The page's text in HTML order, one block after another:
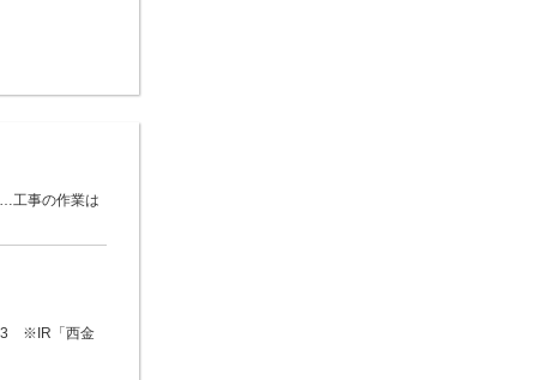
工事の作業は
※IR「西金